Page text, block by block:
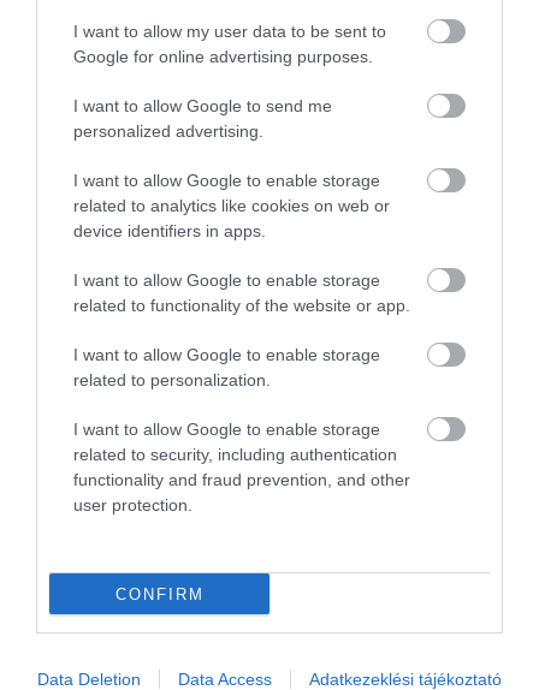
I want to allow my user data to be sent to
Google for online advertising purposes.
I want to allow Google to send me
personalized advertising.
I want to allow Google to enable storage
related to analytics like cookies on web or
device identifiers in apps.
I want to allow Google to enable storage
related to functionality of the website or app.
I want to allow Google to enable storage
related to personalization.
I want to allow Google to enable storage
related to security, including authentication
functionality and fraud prevention, and other
user protection.
CONFIRM
Data Deletion Data Access Adatkezeklési tájékoztató
formában találkozott a villamos-, az autós- és a
gyalogosforgalom. A hely a nevét arról kapta, hogy
elektromos közlekedésirányítást, vagyis a
jelzőlámpával szabályozott forgalmat, amely
akkoriban újdonságnak számított Magyarországon. Az
elnevezés azóta is fennmaradt, az építményt pedig
néhány éve újjáépítették, így ma is megtekinthető.